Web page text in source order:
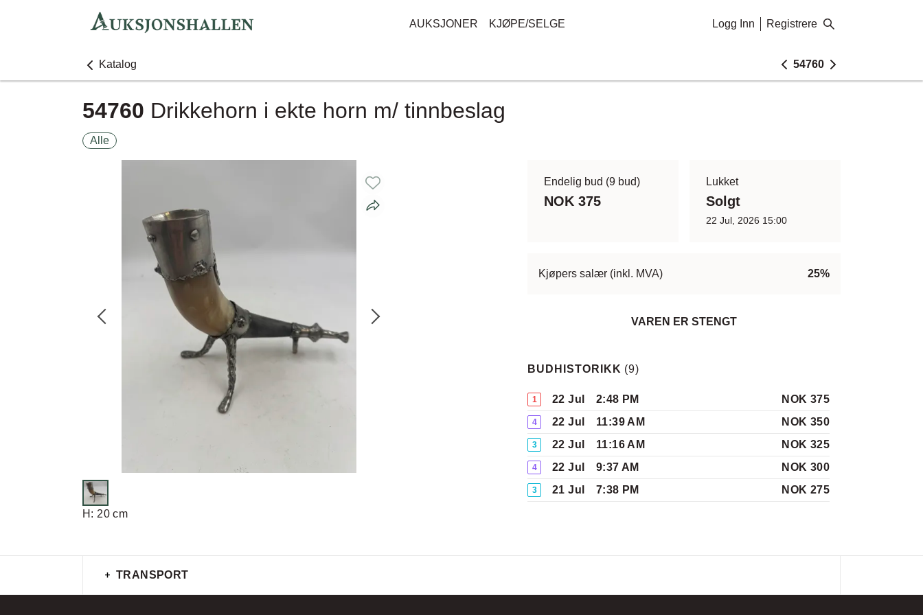
AUKSJONER KJØPE/SELGE Logg Inn Registrere
Katalog 54760
54760 Drikkehorn i ekte horn m/ tinnbeslag
Alle
H: 20 cm
Endelig bud (9 bud)
NOK 375
Lukket
Solgt
22 Jul, 2026 15:00
Kjøpers salær (inkl. MVA) 25%
VAREN ER STENGT
BUDHISTORIKK (9)
1 22 Jul 2:48 PM NOK 375
4 22 Jul 11:39 AM NOK 350
3 22 Jul 11:16 AM NOK 325
4 22 Jul 9:37 AM NOK 300
3 21 Jul 7:38 PM NOK 275
TRANSPORT